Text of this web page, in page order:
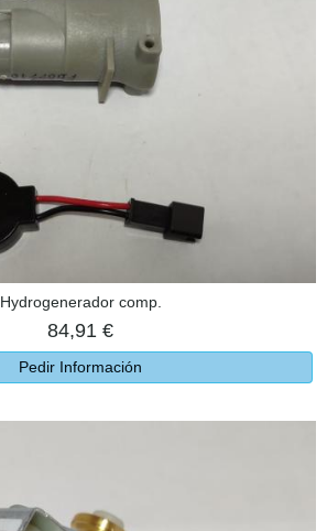
Hydrogenerador comp.
84,91 €
Pedir Información